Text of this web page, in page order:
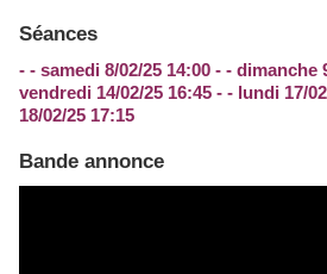
Séances
- - samedi 8/02/25 14:00 - - dimanche 9/02/25 20:30 - -
vendredi 14/02/25 16:45 - - lundi 17/
18/02/25 17:15
Bande annonce